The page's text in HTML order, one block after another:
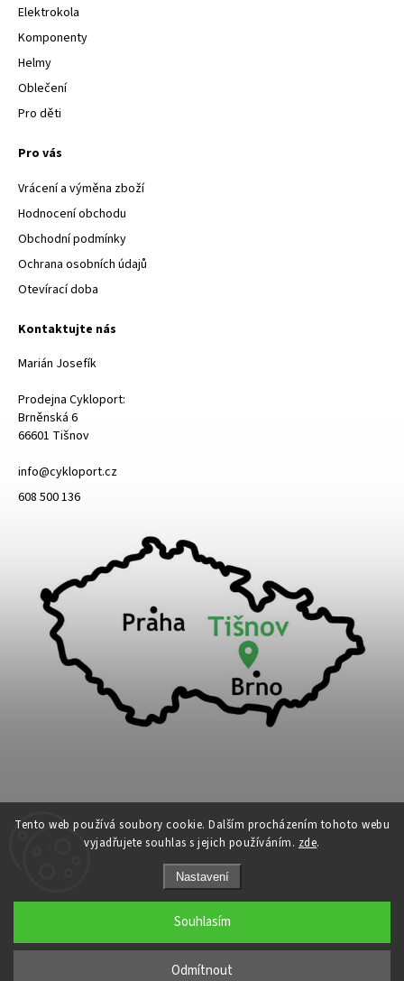
Tento web používá soubory cookie. Dalším procházením tohoto webu
vyjadřujete souhlas s jejich používáním. zde.
Nastavení
Odmítnout
Souhlasím
Elektrokola
Komponenty
Helmy
Oblečení
Pro děti
Pro vás
Vrácení a výměna zboží
Hodnocení obchodu
Obchodní podmínky
Ochrana osobních údajů
Otevírací doba
Kontaktujte nás
Marián Josefík
Prodejna Cykloport:
Brněnská 6
66601 Tišnov
info@cykloport.cz
608 500 136
Cykloport. Všechna práva vyhrazena.
Upravit nastavení cookies